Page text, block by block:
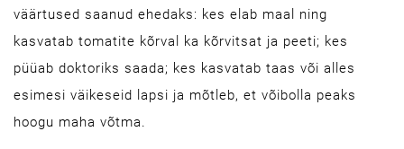
väärtused saanud ehedaks: kes elab maal ning
kasvatab tomatite kõrval ka kõrvitsat ja peeti; kes
püüab doktoriks saada; kes kasvatab taas või alles
esimesi väikeseid lapsi ja mõtleb, et võibolla peaks
hoogu maha võtma.